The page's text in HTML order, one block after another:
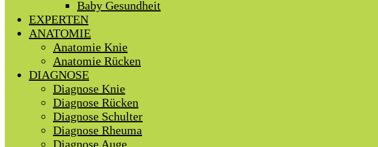
Baby Gesundheit
EXPERTEN
ANATOMIE
Anatomie Knie
Anatomie Rücken
DIAGNOSE
Diagnose Knie
Diagnose Rücken
Diagnose Schulter
Diagnose Rheuma
Diagnose Auge